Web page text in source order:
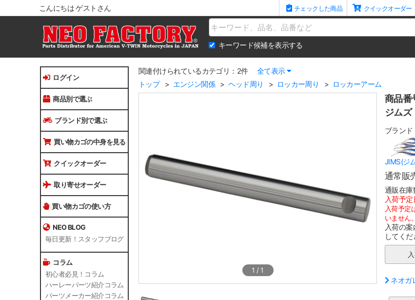
こんにちは ゲストさん チェックした商品 クイックオーダー
Name
キーワード候補を表示する
ログイン
商品別で選ぶ
ブランド別で選ぶ
買い物カゴの中身を見る
クイックオーダー
取り寄せオーダー
買い物カゴの使い方
NEO BLOG
毎日更新！スタッフブログ
コラム
初心者必見！コラム
ハーレーパーツ紹介コラム
パーツメーカー紹介コラム
関連付けられているカテゴリ：2件
全て表示
トップ
エンジン関係 ヘッド周り ロッカー周り ロッカーアーム
1 / 1
商品番
ジム
ブランド
JIMS(ジ
通常販
通販在庫
入荷予
入荷予定
いません。
入荷の
してくだ
ネオガ